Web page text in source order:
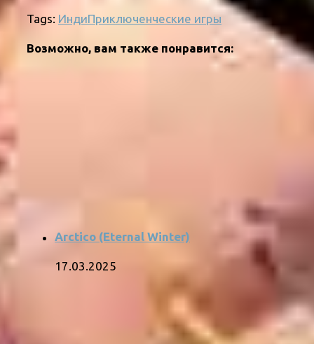
Tags: ИндиПриключенческие игры
Возможно, вам также понравится:
Arctico (Eternal Winter)
17.03.2025